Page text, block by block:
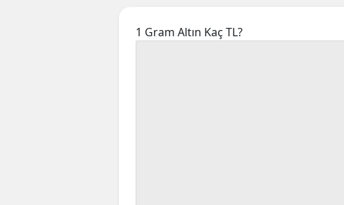
1 Gram Altın Kaç TL?